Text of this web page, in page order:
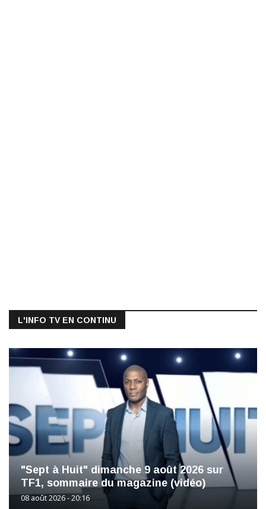
L'INFO TV EN CONTINU
"Sept à Huit" dimanche 9 août 2026 sur
TF1, sommaire du magazine (vidéo)
08 août 2026 - 20:16